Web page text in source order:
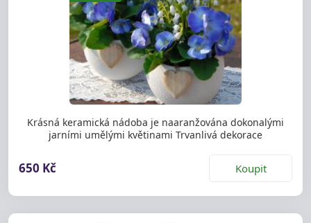
Krásná keramická nádoba je naaranžována dokonalými
jarními umělými květinami Trvanlivá dekorace
650 Kč Koupit